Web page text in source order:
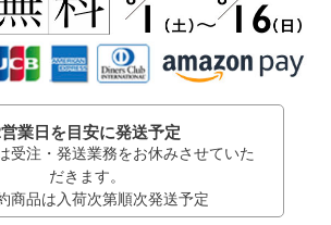
業日を目安に発送予定
受注・発送業務をお休みさせていた
だきます。
商品は入荷次第順次発送予定